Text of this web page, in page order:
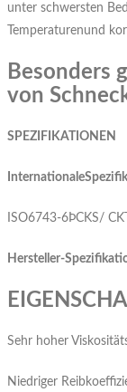
unter schwersten
Temperaturenund
Besonders
von
SPEZIFIKATIONEN
ISO6743-6ÞCKS/ CKT
H ersteller-
Sehr hoher
Niedriger